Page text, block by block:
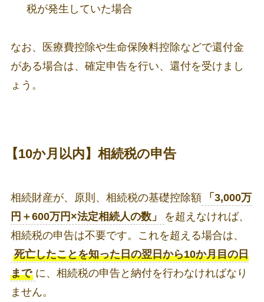
税が発生していた場合
なお、医療費控除や生命保険料控除などで還付金
がある場合は、確定申告を行い、還付を受けまし
ょう。
【10か月以内】相続税の申告
相続財産が、原則、相続税の基礎控除額
「3,000万
円＋600万円×法定相続人の数」
を超えなければ、
相続税の申告は不要です。これを超える場合は、
死亡したことを知った日の翌日から10か月目の日
まで に、相続税の申告と納付を行わなければなり
ません。